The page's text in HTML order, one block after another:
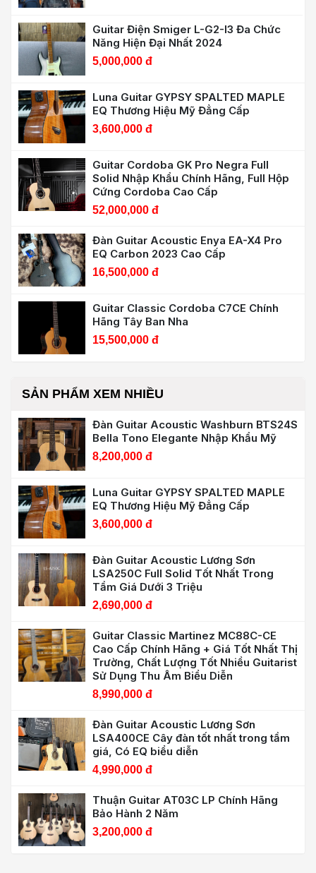
Guitar Điện Smiger L-G2-I3 Đa Chức
Năng Hiện Đại Nhất 2024
5,000,000 đ
Luna Guitar GYPSY SPALTED MAPLE
EQ Thương Hiệu Mỹ Đẳng Cấp
3,600,000 đ
Guitar Cordoba GK Pro Negra Full
Solid Nhập Khẩu Chính Hãng, Full Hộp
Cứng Cordoba Cao Cấp
52,000,000 đ
Đàn Guitar Acoustic Enya EA-X4 Pro
EQ Carbon 2023 Cao Cấp
16,500,000 đ
Guitar Classic Cordoba C7CE Chính
Hãng Tây Ban Nha
15,500,000 đ
SẢN PHẨM XEM NHIỀU
Đàn Guitar Acoustic Washburn BTS24S
Bella Tono Elegante Nhập Khẩu Mỹ
8,200,000 đ
Luna Guitar GYPSY SPALTED MAPLE
EQ Thương Hiệu Mỹ Đẳng Cấp
3,600,000 đ
Đàn Guitar Acoustic Lương Sơn
LSA250C Full Solid Tốt Nhất Trong
Tầm Giá Dưới 3 Triệu
2,690,000 đ
Guitar Classic Martinez MC88C-CE
Cao Cấp Chính Hãng + Giá Tốt Nhất Thị
Trường, Chất Lượng Tốt Nhiều Guitarist
Sử Dụng Thu Âm Biểu Diễn
8,990,000 đ
Đàn Guitar Acoustic Lương Sơn
LSA400CE Cây đàn tốt nhất trong tầm
giá, Có EQ biểu diễn
4,990,000 đ
Thuận Guitar AT03C LP Chính Hãng
Bảo Hành 2 Năm
3,200,000 đ